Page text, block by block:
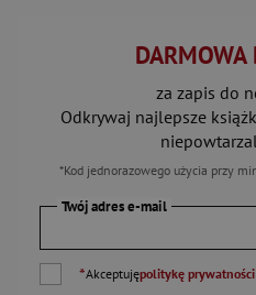
DARMOWA
za zapis do
Odkrywaj najlepsze
*Kod jednorazowego użycia przy
Twój adres e-mail
*Akceptujępolitykę prywatności